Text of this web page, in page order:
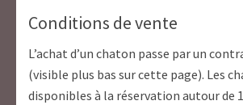
Conditions de vente
L’achat d’un chaton passe par un
(visible plus bas sur cette page). Les
disponibles à la réservation autour de